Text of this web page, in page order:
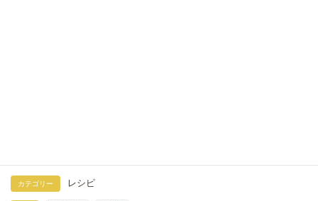
カテゴリー レシピ